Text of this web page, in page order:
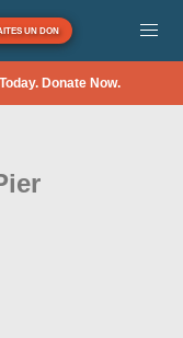
UN DON
Donate Now.